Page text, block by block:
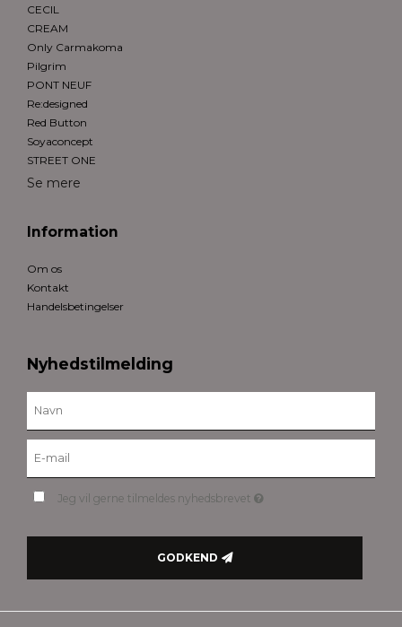
CECIL
CREAM
Only Carmakoma
Pilgrim
PONT NEUF
Re:designed
Red Button
Soyaconcept
STREET ONE
Se mere
Information
Om os
Kontakt
Handelsbetingelser
Nyhedstilmelding
Jeg vil gerne tilmeldes nyhedsbrevet
GODKEND